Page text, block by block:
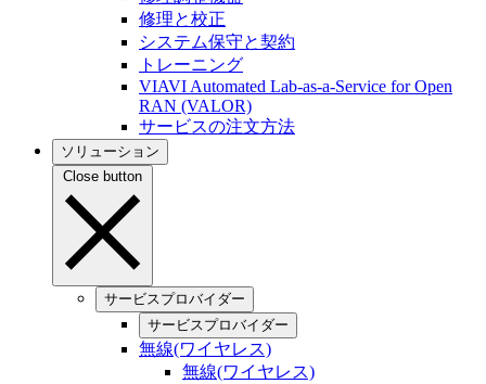
修理と校正
システム保守と契約
トレーニング
VIAVI Automated Lab-as-a-Service for Open
RAN (VALOR)
サービスの注文方法
ソリューション
Close button
サービスプロバイダー
サービスプロバイダー
無線(ワイヤレス)
無線(ワイヤレス)